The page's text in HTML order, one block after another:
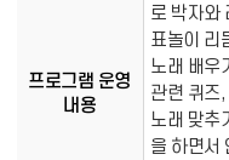
프로그램 운영
내용
로 박자와
표놀이 리
노래 배우
관련 퀴즈
노래 맞추
을 하면서